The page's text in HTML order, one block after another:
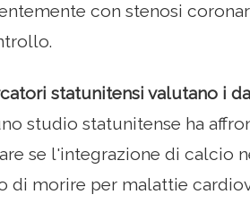
con stenosi
statunitensi valutano i
studio statunitense ha
se l'integrazione di calcio
di morire per malattie